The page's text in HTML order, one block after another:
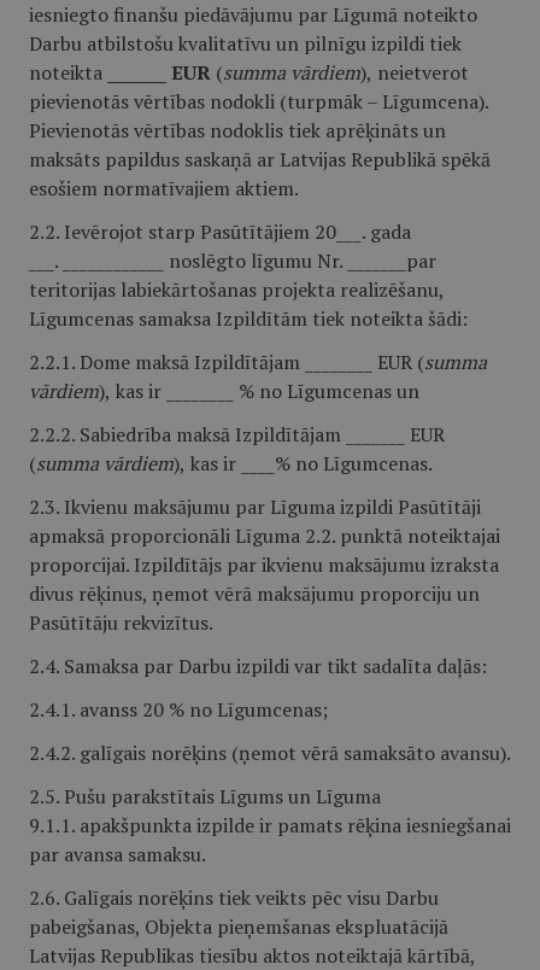
iesniegto finanšu piedāvājumu par Līgumā noteikto
Darbu atbilstošu kvalitatīvu un pilnīgu izpildi tiek
noteikta
EUR (summa vārdiem), neietverot
pievienotās vērtības nodokli (turpmāk – Līgumcena).
Pievienotās vērtības nodoklis tiek aprēķināts un
maksāts papildus saskaņā ar Latvijas Republikā spēkā
esošiem normatīvajiem aktiem.
2.2. Ievērojot starp Pasūtītājiem 20___. gada
___. ____________ noslēgto līgumu Nr. _______par
teritorijas labiekārtošanas projekta realizēšanu,
Līgumcenas samaksa Izpildītām tiek noteikta šādi:
2.2.1. Dome maksā Izpildītājam ________ EUR (summa
vārdiem), kas ir ________ % no Līgumcenas un
2.2.2. Sabiedrība maksā Izpildītājam _______ EUR
(summa vārdiem), kas ir ____% no Līgumcenas.
2.3. Ikvienu maksājumu par Līguma izpildi Pasūtītāji
apmaksā proporcionāli Līguma 2.2. punktā noteiktajai
proporcijai. Izpildītājs par ikvienu maksājumu izraksta
divus rēķinus, ņemot vērā maksājumu proporciju un
Pasūtītāju rekvizītus.
2.4. Samaksa par Darbu izpildi var tikt sadalīta daļās:
2.4.1. avanss 20 % no Līgumcenas;
2.4.2. galīgais norēķins (ņemot vērā samaksāto avansu).
2.5. Pušu parakstītais Līgums un Līguma
9.1.1. apakšpunkta izpilde ir pamats rēķina iesniegšanai
par avansa samaksu.
2.6. Galīgais norēķins tiek veikts pēc visu Darbu
pabeigšanas, Objekta pieņemšanas ekspluatācijā
Latvijas Republikas tiesību aktos noteiktajā kārtībā,